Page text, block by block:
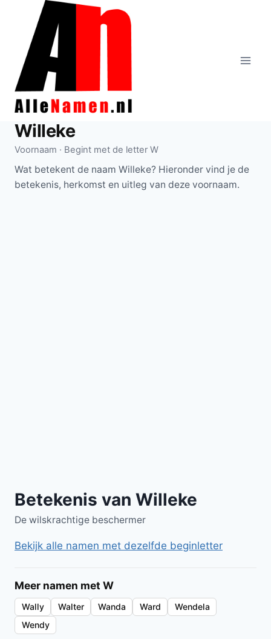
Doorgaan
inhoud
Willeke
Voornaam · Begint met de letter W
Wat betekent de naam Willeke? Hieronder vind je de
betekenis, herkomst en uitleg van deze voornaam.
Betekenis van Willeke
De wilskrachtige beschermer
Bekijk alle namen met dezelfde beginletter
Meer namen met W
Wally Walter Wanda Ward
Wendela
Wendy